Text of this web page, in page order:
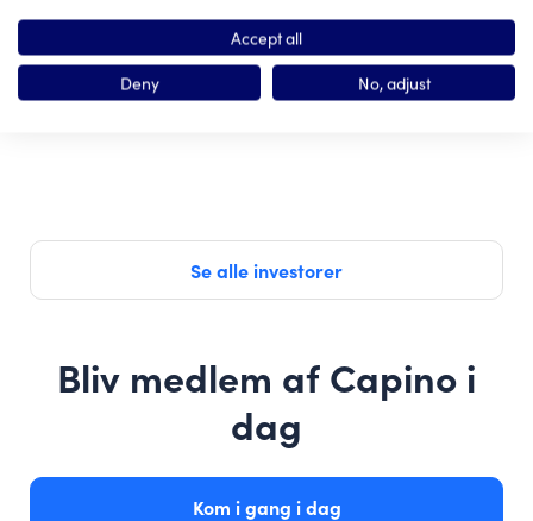
Se alle investorer
Bliv medlem af Capino i
dag
Kom i gang i dag
Accept all
Deny
No, adjust